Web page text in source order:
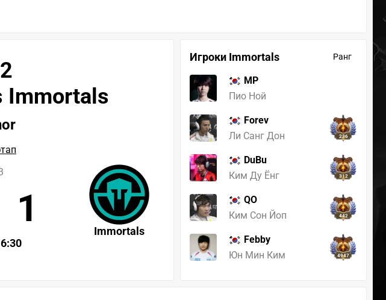
Игроки Immortals Ранг
MP
Пио Ной
Forev
Ли Санг Дон
236
DuBu
Ким Ду Ёнг
312
QO
Ким Сон Йоп
442
Febby
Юн Мин Ким
4947
Immortals
Immortals
1